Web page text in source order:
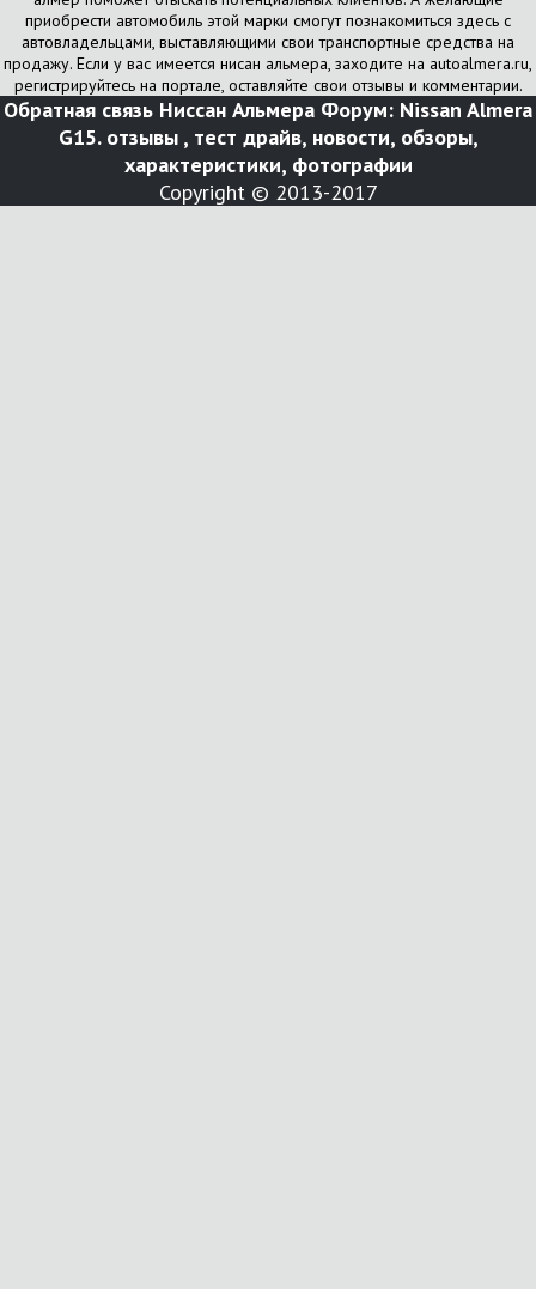
приобрести автомобиль этой марки смогут познакомиться здесь с
автовладельцами, выставляющими свои транспортные средства на
продажу. Если у вас имеется нисан альмера, заходите на autoalmera.ru,
регистрируйтесь на портале, оставляйте свои отзывы и комментарии.
Обратная связь Ниссан Альмера Форум: Nissan Almera
G15. отзывы , тест драйв, новости, обзоры,
характеристики, фотографии
Copyright © 2013-2017